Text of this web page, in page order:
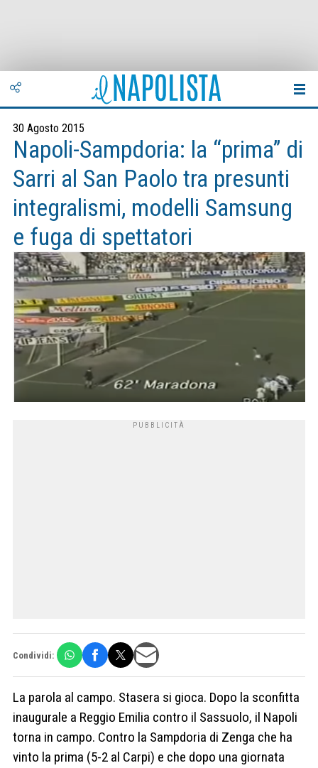
30 Agosto 2015
Napoli-Sampdoria: la “prima” di
Sarri al San Paolo tra presunti
integralismi, modelli Samsung
e fuga di spettatori
Condividi:
La parola al campo. Stasera si gioca. Dopo la sconfitta
inaugurale a Reggio Emilia contro il Sassuolo, il Napoli
torna in campo. Contro la Sampdoria di Zenga che ha
vinto la prima (5-2 al Carpi) e che dopo una giornata